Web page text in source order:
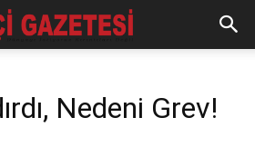
Nedeni Grev!